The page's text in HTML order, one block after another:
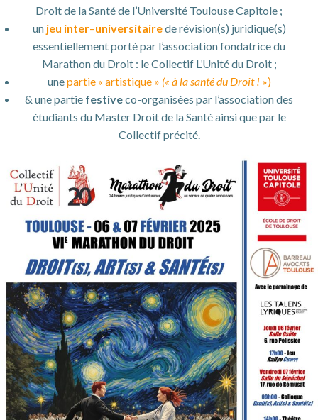
Droit de la Santé de l’Université Toulouse Capitole ;
un jeu inter–universitairede révision(s) juridique(s)
essentiellement porté par l’association fondatrice du
Marathon du Droit : le Collectif L’Unité du Droit ;
unepartie « artistique » (« à la santé du Droit ! »)
& une partie festiveco-organisées par l’association des
étudiants du Master Droit de la Santé ainsi que par le
Collectif précité.